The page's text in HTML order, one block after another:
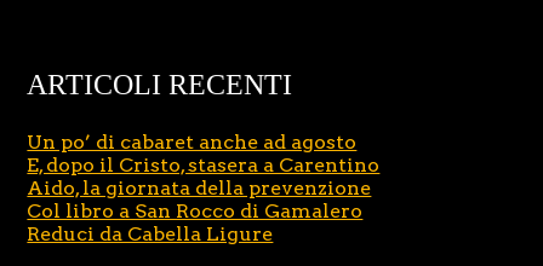
ARTICOLI RECENTI
Un po’ di cabaret anche ad agosto
E, dopo il Cristo, stasera a Carentino
Aido, la giornata della prevenzione
Col libro a San Rocco di Gamalero
Reduci da Cabella Ligure